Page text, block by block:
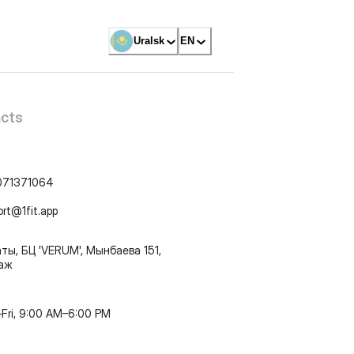
Uralsk EN
БЦ 'VERUM', Мынбаева 151,
9:00 AM–6:00 PM